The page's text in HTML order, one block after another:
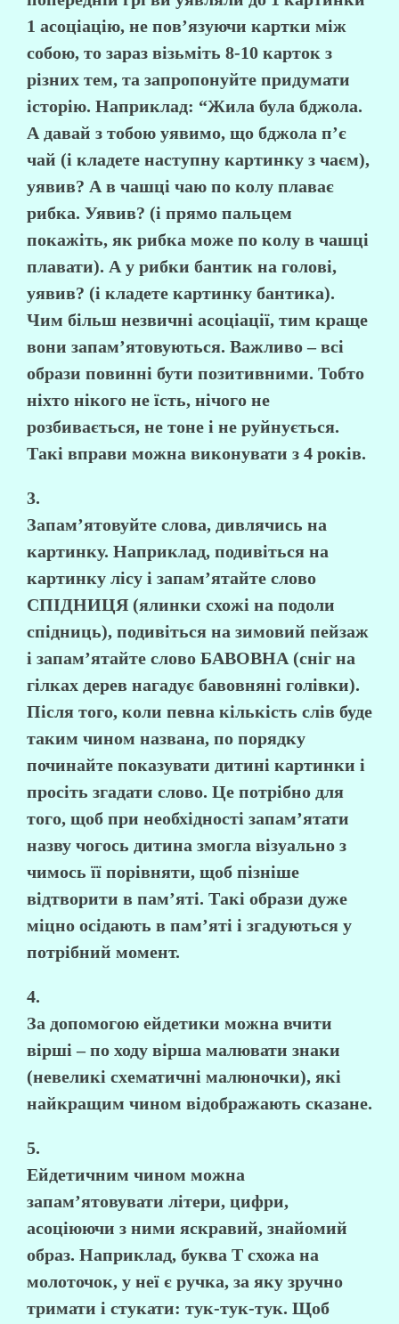
1 асоціацію, не пов’язуючи картки між
собою, то зараз візьміть 8-10 карток з
різних тем, та запропонуйте придумати
історію. Наприклад: “Жила була бджола.
А давай з тобою уявимо, що бджола п’є
чай (і кладете наступну картинку з чаєм),
уявив? А в чашці чаю по колу плаває
рибка. Уявив? (і прямо пальцем
покажіть, як рибка може по колу в чашці
плавати). А у рибки бантик на голові,
уявив? (і кладете картинку бантика).
Чим більш незвичні асоціації, тим краще
вони запам’ятовуються. Важливо – всі
образи повинні бути позитивними. Тобто
ніхто нікого не їсть, нічого не
розбивається, не тоне і не руйнується.
Такі вправи можна виконувати з 4 років.
3.
Запам’ятовуйте слова, дивлячись на
картинку. Наприклад, подивіться на
картинку лісу і запам’ятайте слово
СПІДНИЦЯ (ялинки схожі на подоли
спідниць), подивіться на зимовий пейзаж
і запам’ятайте слово БАВОВНА (сніг на
гілках дерев нагадує бавовняні голівки).
Після того, коли певна кількість слів буде
таким чином названа, по порядку
починайте показувати дитині картинки і
просіть згадати слово. Це потрібно для
того, щоб при необхідності запам’ятати
назву чогось дитина змогла візуально з
чимось її порівняти, щоб пізніше
відтворити в пам’яті. Такі образи дуже
міцно осідають в пам’яті і згадуються у
потрібний момент.
4.
За допомогою ейдетики можна вчити
вірші – по ходу вірша малювати знаки
(невеликі схематичні малюночки), які
найкращим чином відображають сказане.
5.
Ейдетичним чином можна
запам’ятовувати літери, цифри,
асоціюючи з ними яскравий, знайомий
образ. Наприклад, буква Т схожа на
молоточок, у неї є ручка, за яку зручно
тримати і стукати: тук-тук-тук. Щоб